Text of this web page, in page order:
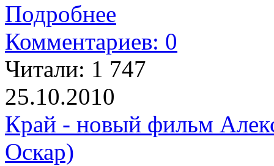
Подробнее
Комментариев: 0
Читали: 1 747
25.10.2010
Край - новый фильм
Оскар)